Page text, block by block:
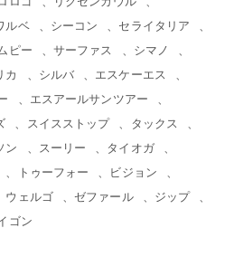
ルベ シーコン
セライタリア
ピー サーファス
シマノ
カ シルバ
エスケーエス
エスアールサンツアー
スイスストップ
タックス
ン スーリー
タイオガ
トゥーフォー
ビジョン
ウェルゴ ゼファール
ジップ
ゴン